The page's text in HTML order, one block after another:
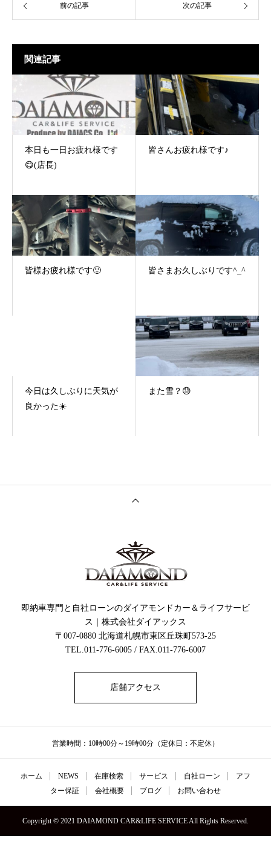
前の記事 次の記事
関連記事
本日も一日お疲れ様です
😋(店長)
皆さんお疲れ様です♪
皆様お疲れ様です🙂 皆さまお久しぶりです^_^
今日は久しぶりに天気が
良かった☀️
また雪？😓
即納車専門と自社ローンのダイアモンドカー＆ライフサービ
ス｜株式会社ダイアックス
〒007-0880 北海道札幌市東区丘珠町573-25
TEL.011-776-6005 / FAX.011-776-6007
店舗アクセス
営業時間：10時00分～19時00分（定休日：不定休）
ホーム NEWS 在庫検索 サービス 自社ローン
アフ
ター保証
会社概要 ブログ お問い合わせ
Copyright © 2021 DAIAMOND CAR&LIFE SERVICE All Rights Reserved.